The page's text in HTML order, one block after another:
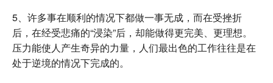
5、许多事在顺利的情况下都做一事无成，而在受挫折
后，在经受悲痛的“浸染”后，却能做得更完美、更理想。
压力能使人产生奇异的力量，人们最出色的工作往往是在
处于逆境的情况下完成的。